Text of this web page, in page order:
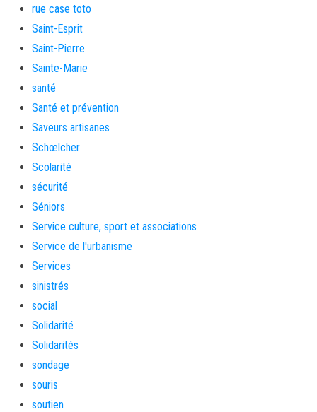
rue case toto
Saint-Esprit
Saint-Pierre
Sainte-Marie
santé
Santé et prévention
Saveurs artisanes
Schœlcher
Scolarité
sécurité
Séniors
Service culture, sport et associations
Service de l'urbanisme
Services
sinistrés
social
Solidarité
Solidarités
sondage
souris
soutien